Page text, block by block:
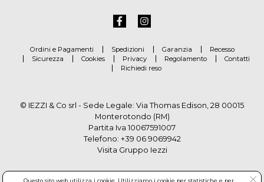
Ordini e Pagamenti Spedizioni Garanzia
Recesso
Sicurezza
Cookies Privacy Regolamento
Contatti
Richiedi reso
© IEZZI & Co srl - Sede Legale: Via Thomas Edison, 28 00015
Monterotondo (RM)
Partita Iva 10067591007
Telefono: +39 06 9069942
Visita Gruppo Iezzi
Questo sito web utilizza i cookie. Utilizziamo i cookie per statistiche e per